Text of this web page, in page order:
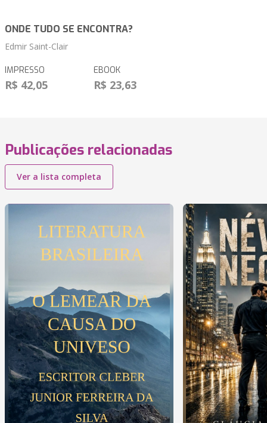
ONDE TUDO SE ENCONTRA?
Edmir Saint-Clair
IMPRESSO
R$ 42,05
EBOOK
R$ 23,63
Publicações relacionadas
Ver a lista completa